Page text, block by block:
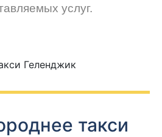
услуг.
такси